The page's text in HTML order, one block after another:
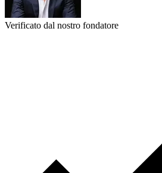
Verificato dal nostro fondatore